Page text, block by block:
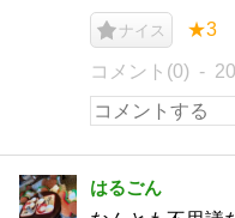
ナイス ★3
コメント(0)
はるごん